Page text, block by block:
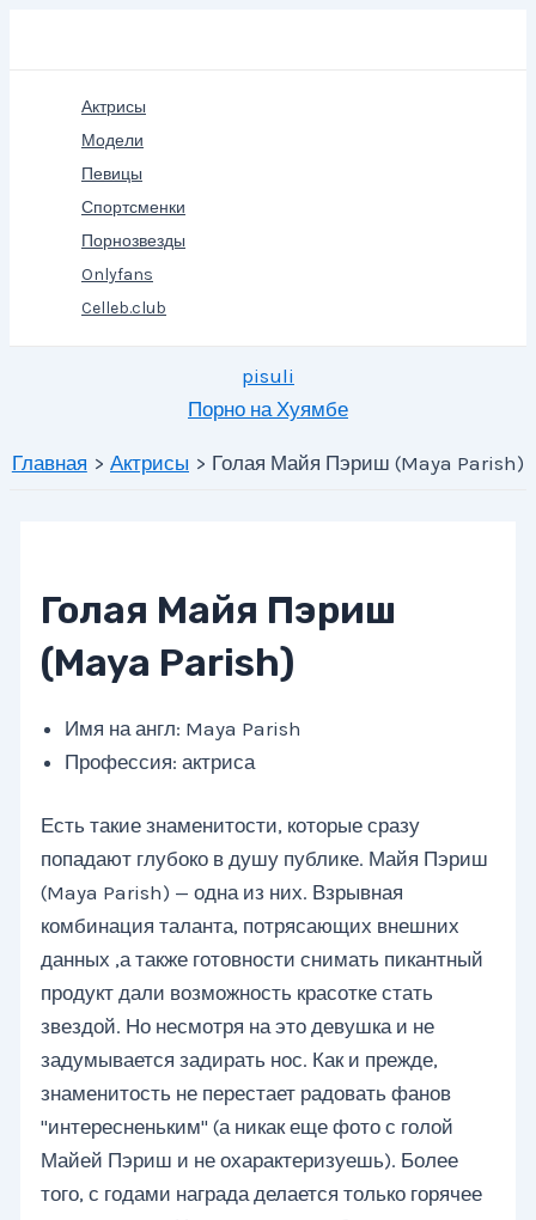
Актрисы
Модели
Певицы
Спортсменки
Порнозвезды
Onlyfans
Celleb.club
pisuli
Порно на Хуямбе
Главная Актрисы Голая Майя Пэриш (Maya Parish)
Голая Майя Пэриш
(Maya Parish)
Имя на англ: Maya Parish
Профессия: актриса
Есть такие знаменитости, которые сразу
попадают глубоко в душу публике. Майя Пэриш
(Maya Parish) — одна из них. Взрывная
комбинация таланта, потрясающих внешних
данных ,а также готовности снимать пикантный
продукт дали возможность красотке стать
звездой. Но несмотря на это девушка и не
задумывается задирать нос. Как и прежде,
знаменитость не перестает радовать фанов
"интересненьким" (а никак еще фото с голой
Майей Пэриш и не охарактеризуешь). Более
того, с годами награда делается только горячее